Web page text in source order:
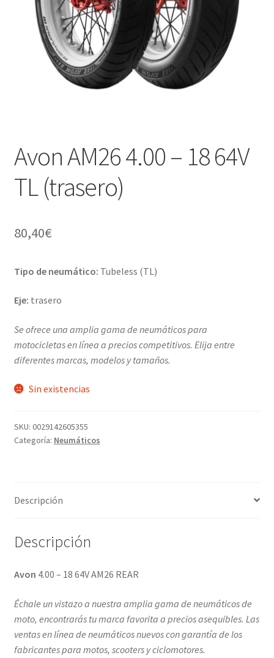
Avon AM26 4.00 – 18 64V
TL (trasero)
80,40€
Tipo de neumático: Tubeless (TL)
Eje: trasero
Se ofrece una amplia gama de neumáticos para
motocicletas en línea a precios competitivos. Elija entre
diferentes marcas, modelos y tamaños.
Sin existencias
SKU: 0029142605355
Categoría: Neumáticos
Descripción
Descripción
Avon 4.00 – 18 64V AM26 REAR
Échale un vistazo a nuestra amplia gama de neumáticos de
moto, encontrarás tu marca favorita a precios asequibles. Las
ventas en línea de neumáticos nuevos con garantía de los
fabricantes para motos, scooters y ciclomotores.